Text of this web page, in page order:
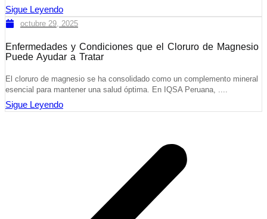
Sigue Leyendo
octubre 29, 2025
Enfermedades y Condiciones que el Cloruro de Magnesio
Puede Ayudar a Tratar
El cloruro de magnesio se ha consolidado como un complemento mineral
esencial para mantener una salud óptima. En IQSA Peruana, ....
Sigue Leyendo